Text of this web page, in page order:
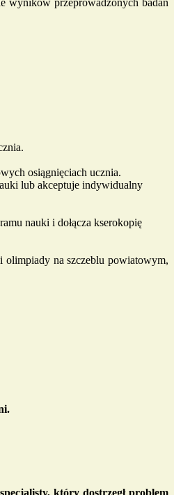
osiągnięciach ucznia.
lub akceptuje indywidualny
nauki i dołącza kserokopię
olimpiady na szczeblu powiatowym,
który dostrzegł problem